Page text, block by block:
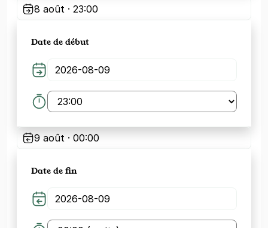
8 août · 23:00
Date de début
9 août · 00:00
Date de fin